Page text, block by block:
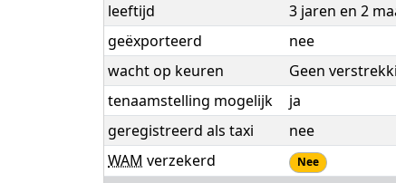
leeftijd
3 jaren en 2
geëxporteerd
nee
wacht op keuren
Geen
tenaamstelling mogelijk
ja
geregistreerd als taxi
nee
WAM verzekerd Nee